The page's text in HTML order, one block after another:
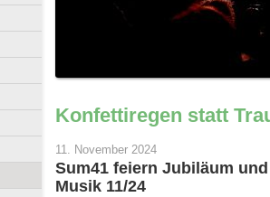
Konfettiregen statt
11. November 2024
Sum41 feiern Jubiläum
Musik 11/24